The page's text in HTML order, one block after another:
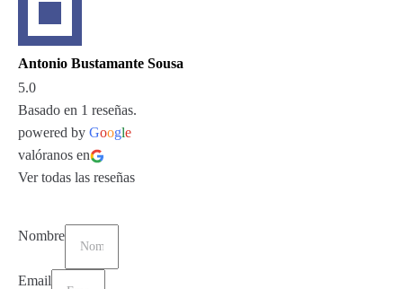
Antonio Bustamante Sousa
5.0
Basado en 1 reseñas.
powered by Google
valóranos en
Ver todas las reseñas
Nombre
Email